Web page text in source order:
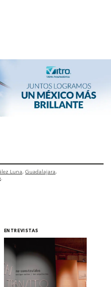
Luna Guadalajara
ENTREVISTAS